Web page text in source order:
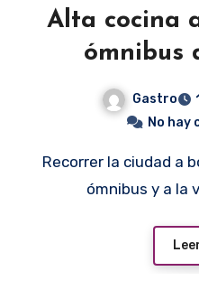
Alta cocina
ómnibus
Gastro
No hay
Recorrer la ciudad a bordo de un confortable
ómnibus y a la